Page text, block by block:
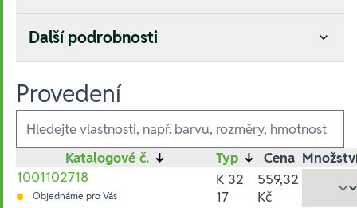
Další podrobnosti
Provedení
Ausführungen
Katalogové č. ↓ Typ ↓ Cena
1001102718
Objednáme pro Vás
K 32
17
559,32
Kč